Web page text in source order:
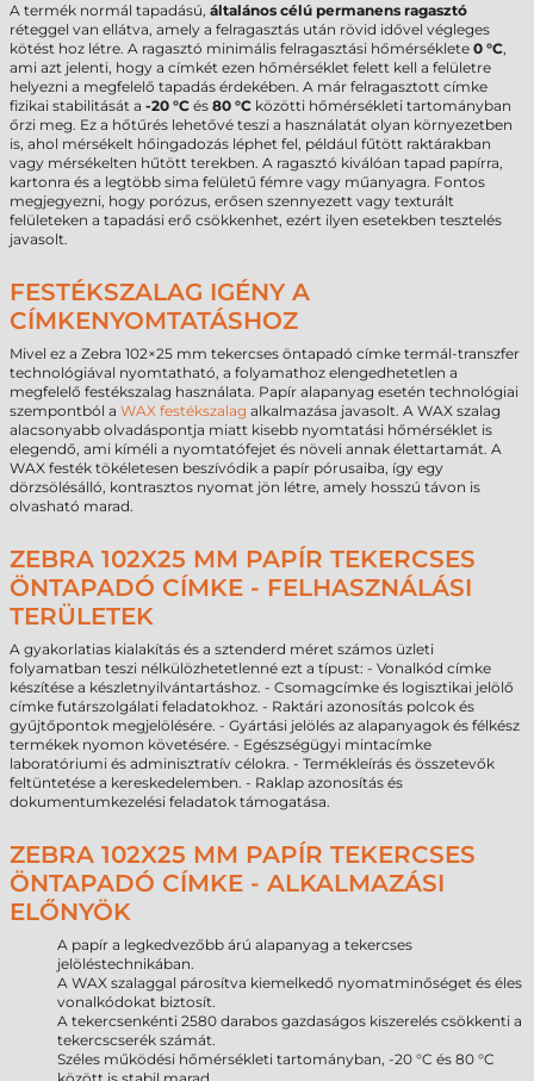
A termék normál tapadású, általános célú permanens ragasztó
réteggel van ellátva, amely a felragasztás után rövid idővel végleges
kötést hoz létre. A ragasztó minimális felragasztási hőmérséklete 0 °C,
ami azt jelenti, hogy a címkét ezen hőmérséklet felett kell a felületre
helyezni a megfelelő tapadás érdekében. A már felragasztott címke
fizikai stabilitását a -20 °C és 80 °C közötti hőmérsékleti tartományban
őrzi meg. Ez a hőtűrés lehetővé teszi a használatát olyan környezetben
is, ahol mérsékelt hőingadozás léphet fel, például fűtött raktárakban
vagy mérsékelten hűtött terekben. A ragasztó kiválóan tapad papírra,
kartonra és a legtöbb sima felületű fémre vagy műanyagra. Fontos
megjegyezni, hogy porózus, erősen szennyezett vagy texturált
felületeken a tapadási erő csökkenhet, ezért ilyen esetekben tesztelés
javasolt.
FESTÉKSZALAG IGÉNY A
CÍMKENYOMTATÁSHOZ
Mivel ez a Zebra 102×25 mm tekercses öntapadó címke termál-transzfer
technológiával nyomtatható, a folyamathoz elengedhetetlen a
megfelelő festékszalag használata. Papír alapanyag esetén technológiai
szempontból a WAX festékszalag alkalmazása javasolt. A WAX szalag
alacsonyabb olvadáspontja miatt kisebb nyomtatási hőmérséklet is
elegendő, ami kíméli a nyomtatófejet és növeli annak élettartamát. A
WAX festék tökéletesen beszívódik a papír pórusaiba, így egy
dörzsölésálló, kontrasztos nyomat jön létre, amely hosszú távon is
olvasható marad.
ZEBRA 102X25 MM PAPÍR TEKERCSES
ÖNTAPADÓ CÍMKE - FELHASZNÁLÁSI
TERÜLETEK
A gyakorlatias kialakítás és a sztenderd méret számos üzleti
folyamatban teszi nélkülözhetetlenné ezt a típust: - Vonalkód címke
készítése a készletnyilvántartáshoz. - Csomagcímke és logisztikai jelölő
címke futárszolgálati feladatokhoz. - Raktári azonosítás polcok és
gyűjtőpontok megjelölésére. - Gyártási jelölés az alapanyagok és félkész
termékek nyomon követésére. - Egészségügyi mintacímke
laboratóriumi és adminisztratív célokra. - Termékleírás és összetevők
feltüntetése a kereskedelemben. - Raklap azonosítás és
dokumentumkezelési feladatok támogatása.
ZEBRA 102X25 MM PAPÍR TEKERCSES
ÖNTAPADÓ CÍMKE - ALKALMAZÁSI
ELŐNYÖK
A papír a legkedvezőbb árú alapanyag a tekercses
jelöléstechnikában.
A WAX szalaggal párosítva kiemelkedő nyomatminőséget és éles
vonalkódokat biztosít.
A tekercsenkénti 2580 darabos gazdaságos kiszerelés csökkenti a
tekercscserék számát.
Széles működési hőmérsékleti tartományban, -20 °C és 80 °C